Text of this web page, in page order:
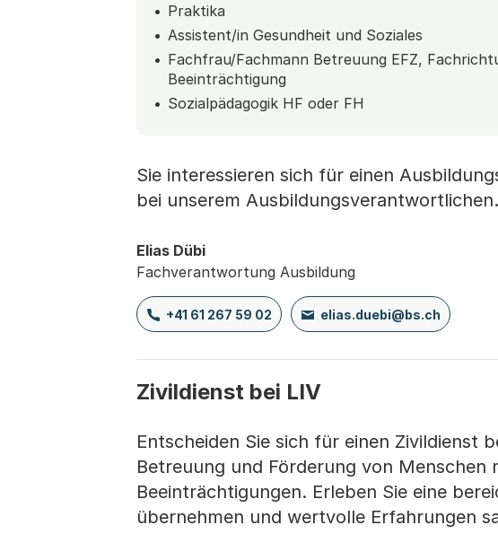
Praktika
Assistent/in Gesundheit und Soziales
Fachfrau/Fachmann Betreuung EFZ,
Beeinträchtigung
Sozialpädagogik HF oder FH
Sie interessieren sich für einen
bei unserem Ausbildungsverantwortlichen.
Elias Dübi
Fachverantwortung Ausbildung
+41 61 267 59 02 elias.duebi@bs.ch
Zivildienst bei LIV
Entscheiden Sie sich für einen Zivildienst
Betreuung und Förderung von
Beeinträchtigungen. Erleben Sie eine
übernehmen und wertvolle Erfahrungen